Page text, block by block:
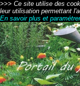
>>> Ce site utilise des
leur utilisation permettant
En savoir plus et